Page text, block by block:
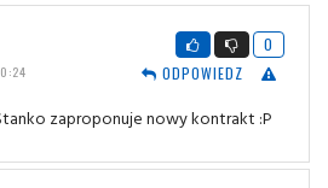
0
ODPOWIEDZ
zaproponuje nowy kontrakt :P